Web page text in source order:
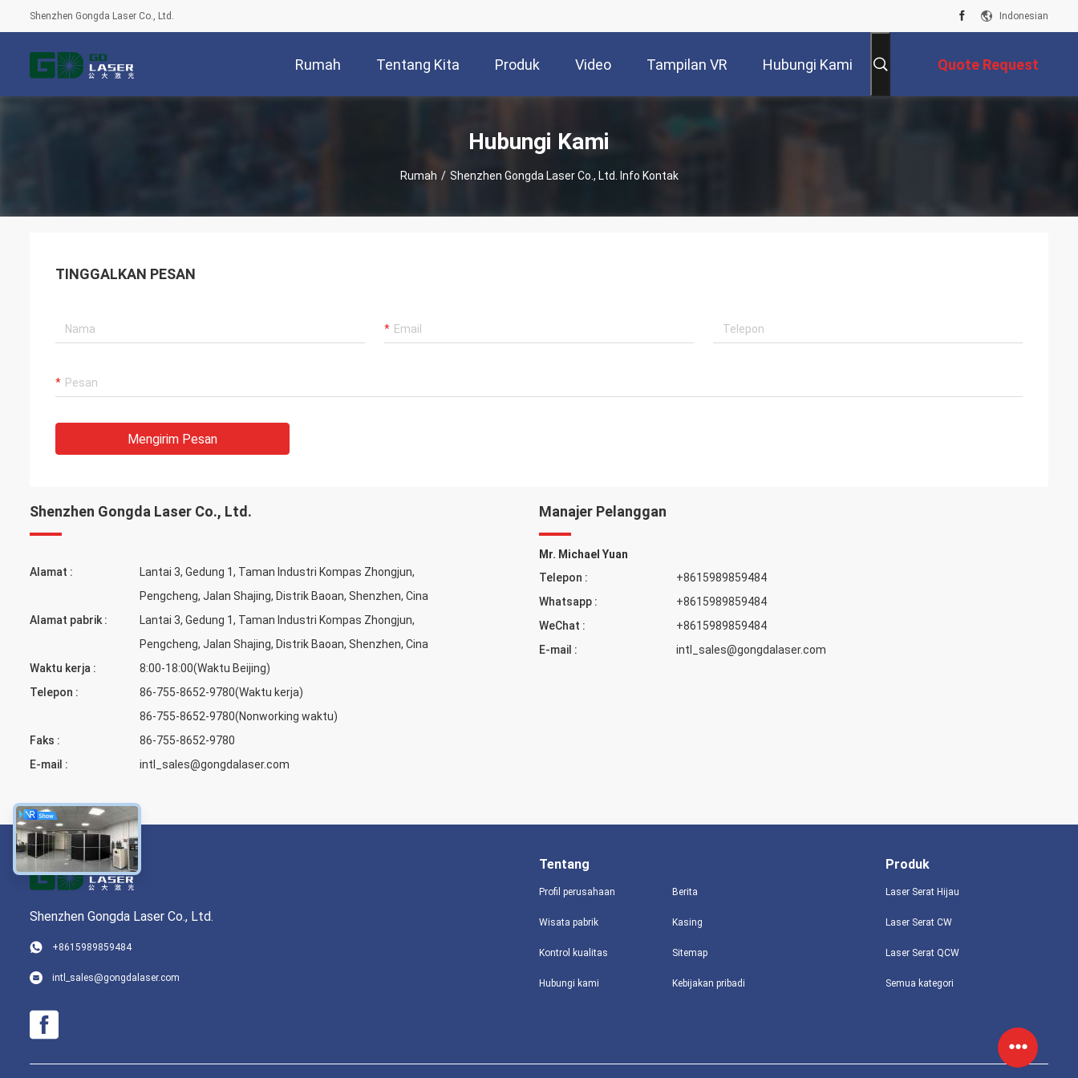
Shenzhen Gongda Laser Co., Ltd. Indonesian
Rumah Tentang Kita Produk Video Tampilan VR Hubungi Kami Quote Request
Hubungi Kami
Rumah / Shenzhen Gongda Laser Co., Ltd. Info Kontak
TINGGALKAN PESAN
Mengirim Pesan
Shenzhen Gongda Laser Co., Ltd.
Alamat :
Lantai 3, Gedung 1, Taman Industri Kompas Zhongjun,
Pengcheng, Jalan Shajing, Distrik Baoan, Shenzhen, Cina
Alamat pabrik :
Lantai 3, Gedung 1, Taman Industri Kompas Zhongjun,
Pengcheng, Jalan Shajing, Distrik Baoan, Shenzhen, Cina
Waktu kerja :
8:00-18:00(Waktu Beijing)
Telepon :
86-755-8652-9780(Waktu kerja)
86-755-8652-9780(Nonworking waktu)
Faks :
86-755-8652-9780
E-mail :
intl_sales@gongdalaser.com
Manajer Pelanggan
Mr. Michael Yuan
Telepon :
+8615989859484
Whatsapp :
+8615989859484
WeChat :
+8615989859484
E-mail :
intl_sales@gongdalaser.com
Shenzhen Gongda Laser Co., Ltd.
+8615989859484
intl_sales@gongdalaser.com
Tentang
Profil perusahaan
Wisata pabrik
Kontrol kualitas
Hubungi kami
Berita
Kasing
Sitemap
Kebijakan pribadi
Produk
Laser Serat Hijau
Laser Serat CW
Laser Serat QCW
Semua kategori